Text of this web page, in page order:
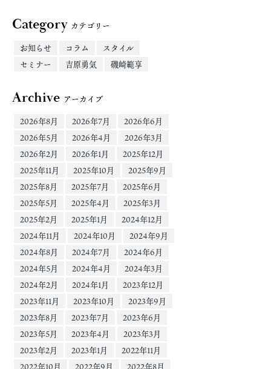
Categoryカテゴリー
お知らせ
コラム
スタイル
セミナー
吉原勇気 磯崎範享
Archive アーカイブ
2026年8月
2026年7月
2026年6月
2026年5月
2026年4月
2026年3月
2026年2月
2026年1月
2025年12月
2025年11月
2025年10月
2025年9月
2025年8月
2025年7月
2025年6月
2025年5月
2025年4月
2025年3月
2025年2月
2025年1月
2024年12月
2024年11月
2024年10月
2024年9月
2024年8月
2024年7月
2024年6月
2024年5月
2024年4月
2024年3月
2024年2月
2024年1月
2023年12月
2023年11月
2023年10月
2023年9月
2023年8月
2023年7月
2023年6月
2023年5月
2023年4月
2023年3月
2023年2月
2023年1月
2022年11月
2022年10月
2022年9月
2022年8月